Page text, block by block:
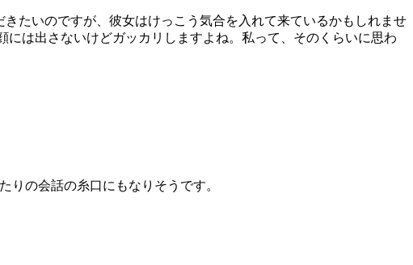
たいのですが、彼女はけっこう気合を入れて来ているかもしれませ
は出さないけどガッカリしますよね。私って、そのくらいに思わ
の会話の糸口にもなりそうです。